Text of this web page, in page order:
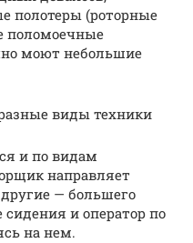
полотеры (роторные
поломоечные
моют небольшие
виды техники
и по видам
направляет
— большего
и оператор по
на нем.